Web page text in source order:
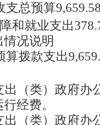
支总预算
和就业支出
况说明
算拨款支出
出（类）政府
经费。
出（类）政府